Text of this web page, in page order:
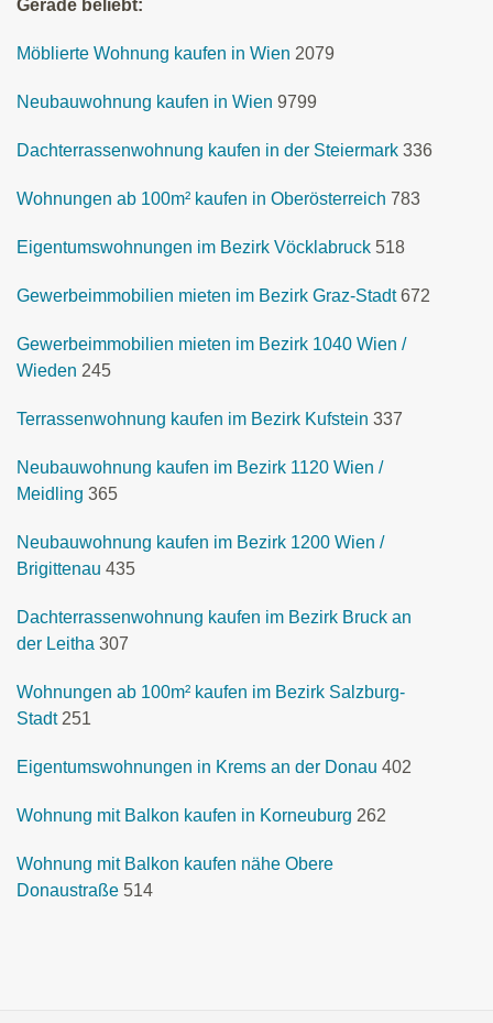
Gerade beliebt:
Möblierte Wohnung kaufen in Wien 2079
Neubauwohnung kaufen in Wien 9799
Dachterrassenwohnung kaufen in der Steiermark 336
Wohnungen ab 100m² kaufen in Oberösterreich 783
Eigentumswohnungen im Bezirk Vöcklabruck 518
Gewerbeimmobilien mieten im Bezirk Graz-Stadt 672
Gewerbeimmobilien mieten im Bezirk 1040 Wien /
Wieden 245
Terrassenwohnung kaufen im Bezirk Kufstein 337
Neubauwohnung kaufen im Bezirk 1120 Wien /
Meidling 365
Neubauwohnung kaufen im Bezirk 1200 Wien /
Brigittenau 435
Dachterrassenwohnung kaufen im Bezirk Bruck an
der Leitha 307
Wohnungen ab 100m² kaufen im Bezirk Salzburg-
Stadt 251
Eigentumswohnungen in Krems an der Donau 402
Wohnung mit Balkon kaufen in Korneuburg 262
Wohnung mit Balkon kaufen nähe Obere
Donaustraße 514